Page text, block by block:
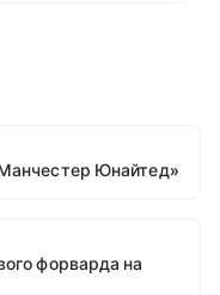
Юнайтед»
форварда на